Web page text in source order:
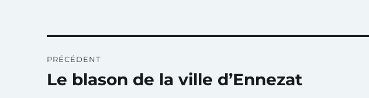
de
PRÉCÉDENT
Publication
Le blason de la ville d’Ennezat